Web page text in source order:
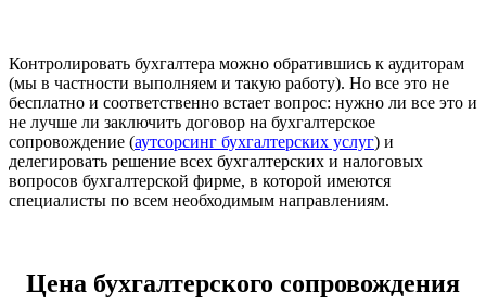
Контролировать бухгалтера можно обратившись к аудиторам
(мы в частности выполняем и такую работу). Но все это не
бесплатно и соответственно встает вопрос: нужно ли все это и
не лучше ли заключить договор на бухгалтерское
сопровождение (аутсорсинг бухгалтерских услуг) и
делегировать решение всех бухгалтерских и налоговых
вопросов бухгалтерской фирме, в которой имеются
специалисты по всем необходимым направлениям.
Цена бухгалтерского сопровождения